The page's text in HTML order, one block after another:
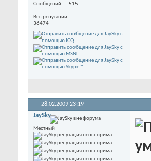
Сообщений
515
Вес репутации
36474
28.02.2009 23:19
JaySky
Местный